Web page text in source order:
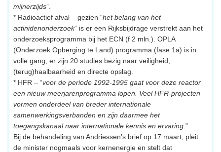
mijnerzijds”.
* Radioactief afval – gezien “het belang van het
actinidenonderzoek” is er een Rijksbijdrage verstrekt aan het
onderzoeksprogramma bij het ECN (f 2 mln.). OPLA
(Onderzoek Opberging te Land) programma (fase 1a) is in
volle gang, er zijn 20 studies bezig naar veiligheid,
(terug)haalbaarheid en directe opslag.
* HFR – “voor de periode 1992-1995 gaat voor deze reactor
een nieuw meerjarenprogramma lopen. Veel HFR-projecten
vormen onderdeel van breder internationale
samenwerkingsverbanden en zijn daarmee het
toegangskanaal naar internationale kennis en ervaring .”
Bij de behandeling van Andriessen’s brief op 17 maart, pleit
de minister nogmaals voor kernenergie en stelt dat